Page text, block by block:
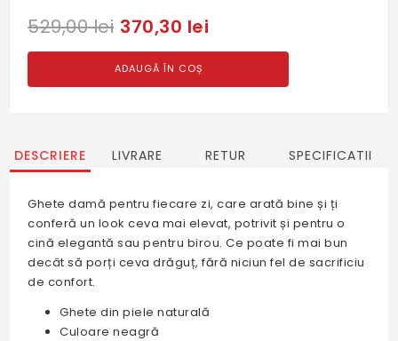
529,00 lei 370,30 lei
ADAUGĂ ÎN COȘ
DESCRIERE LIVRARE RETUR SPECIFICATII
Ghete damă pentru fiecare zi, care arată bine și ți
conferă un look ceva mai elevat, potrivit și pentru o
cină elegantă sau pentru birou. Ce poate fi mai bun
decât să porți ceva drăguț, fără niciun fel de sacrificiu
de confort.
Ghete din piele naturală
Culoare neagră